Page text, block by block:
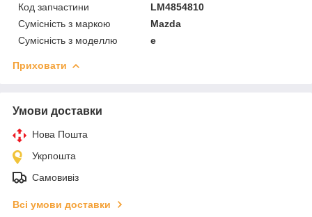
Код запчастини
LM4854810
Сумісність з маркою
Mazda
Сумісність з моделлю
e
Приховати
Умови доставки
Нова Пошта
Укрпошта
Самовивіз
Всі умови доставки